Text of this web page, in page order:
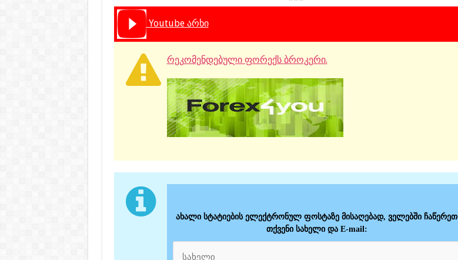
Youtube არხი
რეკომენდებული ფორექს ბროკერი.
ახალი სტატიების ელექტრონულ ფოსტაზე მისაღებად, ველებში ჩაწერეთ
თქვენი სახელი და E-mail: